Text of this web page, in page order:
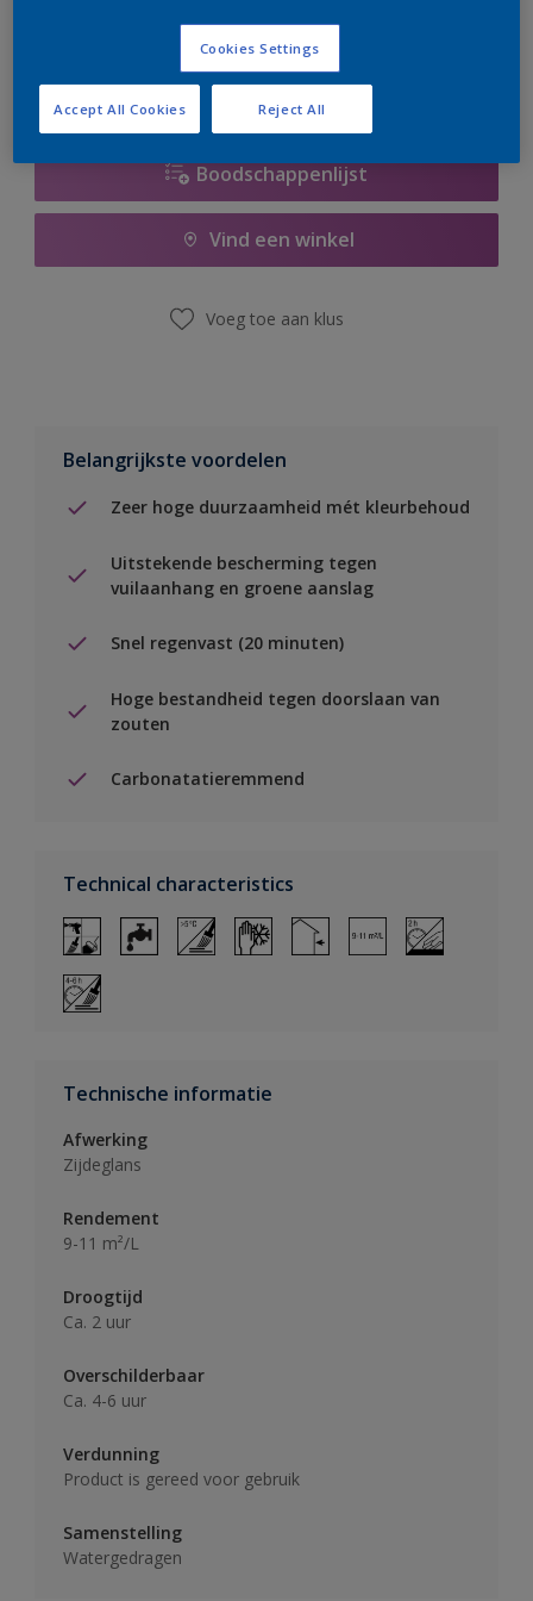
er hard aan om de voorraad aan te vullen.
Boodschappenlijst
Vind een winkel
Voeg toe aan klus
Belangrijkste voordelen
Zeer hoge duurzaamheid mét kleurbehoud
Uitstekende bescherming tegen
vuilaanhang en groene aanslag
Snel regenvast (20 minuten)
Hoge bestandheid tegen doorslaan van
zouten
Carbonatatieremmend
Technical characteristics
Technische informatie
Afwerking
Zijdeglans
Rendement
9-11 m²/L
Droogtijd
Ca. 2 uur
Overschilderbaar
Ca. 4-6 uur
Verdunning
Product is gereed voor gebruik
Samenstelling
Watergedragen
Cookies Settings
Reject All
Accept All Cookies